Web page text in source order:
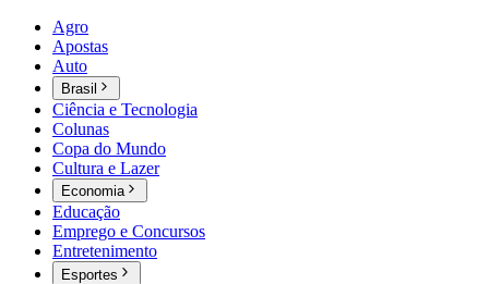
Agro
Apostas
Auto
Brasil
Ciência e Tecnologia
Colunas
Copa do Mundo
Cultura e Lazer
Economia
Educação
Emprego e Concursos
Entretenimento
Esportes